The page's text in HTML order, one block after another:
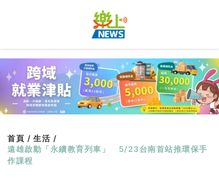
首頁 / 生活 /
遠雄啟動「永續教育列車」 5/23台南首站推環保手
作課程